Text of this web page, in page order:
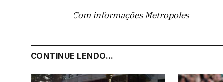
Com informações Metropoles
CONTINUE LENDO...